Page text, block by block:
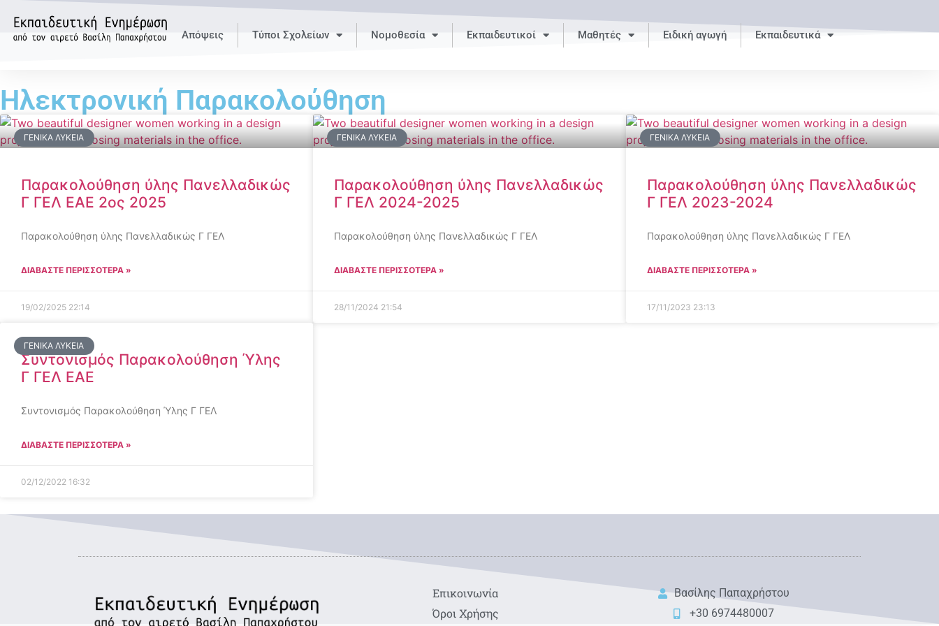
Απόψεις Τύποι Σχολείων Νομοθεσία Εκπαιδευτικοί Μαθητές Ειδική αγωγή Εκπαιδευτικά
Ηλεκτρονική Παρακολούθηση
ΓΕΝΙΚΆ ΛΎΚΕΙΑ
Παρακολούθηση ύλης Πανελλαδικώς
Γ ΓΕΛ ΕΑΕ 2ος 2025
Παρακολούθηση ύλης Πανελλαδικώς Γ ΓΕΛ
ΔΙΑΒΑΣΤΕ ΠΕΡΙΣΣΟΤΕΡΑ »
19/02/2025 22:14
ΓΕΝΙΚΆ ΛΎΚΕΙΑ
Παρακολούθηση ύλης Πανελλαδικώς
Γ ΓΕΛ 2024-2025
Παρακολούθηση ύλης Πανελλαδικώς Γ ΓΕΛ
ΔΙΑΒΑΣΤΕ ΠΕΡΙΣΣΟΤΕΡΑ »
28/11/2024 21:54
ΓΕΝΙΚΆ ΛΎΚΕΙΑ
Παρακολούθηση ύλης Πανελλαδικώς
Γ ΓΕΛ 2023-2024
Παρακολούθηση ύλης Πανελλαδικώς Γ ΓΕΛ
ΔΙΑΒΑΣΤΕ ΠΕΡΙΣΣΟΤΕΡΑ »
17/11/2023 23:13
ΓΕΝΙΚΆ ΛΎΚΕΙΑ
Συντονισμός Παρακολούθηση Ύλης
Γ ΓΕΛ ΕΑΕ
Συντονισμός Παρακολούθηση Ύλης Γ ΓΕΛ
ΔΙΑΒΑΣΤΕ ΠΕΡΙΣΣΟΤΕΡΑ »
02/12/2022 16:32
Eπικοινωνία
Όροι Χρήσης
Βασίλης Παπαχρήστου
+30 6974480007